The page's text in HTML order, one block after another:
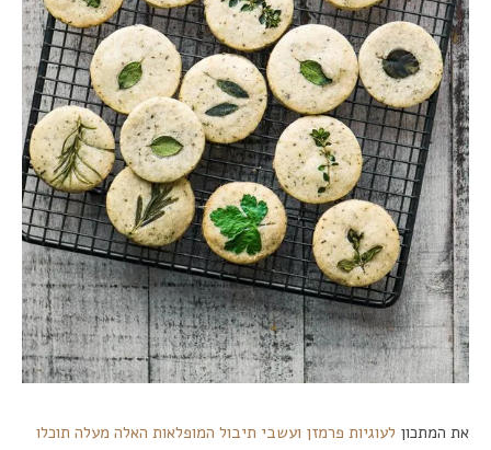
את המתכון לעוגיות פרמזן ועשבי תיבול המופלאות האלה מעלה תוכלו